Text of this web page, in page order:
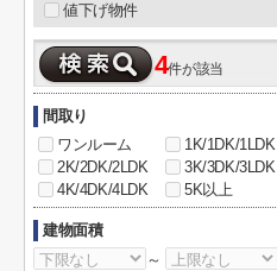
値下げ物件
4件が該当
間取り
ワンルーム
1K/1DK/1LDK
2K/2DK/2LDK
3K/3DK/3LDK
4K/4DK/4LDK
5K以上
建物面積
～